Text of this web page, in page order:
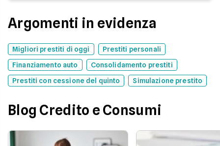
Argomenti in evidenza
Migliori prestiti di oggi
Prestiti personali
Finanziamento auto
Consolidamento prestiti
Prestiti con cessione del quinto
Simulazione prestito
Blog Credito e Consumi